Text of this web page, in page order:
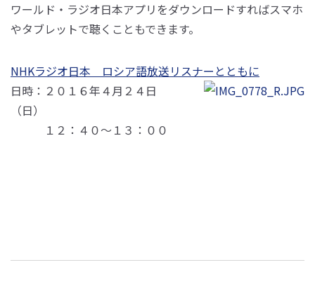
ワールド・ラジオ日本アプリをダウンロードすればスマホ
やタブレットで聴くこともできます。
NHKラジオ日本 ロシア語放送リスナーとともに
日時：２０１６年４月２４日
（日）
１２：４０～１３：００